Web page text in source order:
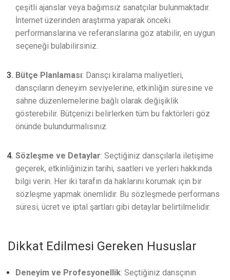
çeşitli ajanslar veya bağımsız sanatçılar bulunmaktadır.
İnternet üzerinden araştırma yaparak önceki
performanslarına ve referanslarına göz atabilir, en uygun
seçeneği bulabilirsiniz.
Bütçe Planlaması: Dansçı kiralama maliyetleri,
dansçıların deneyim seviyelerine, etkinliğin süresine ve
sahne düzenlemelerine bağlı olarak değişiklik
gösterebilir. Bütçenizi belirlerken tüm bu faktörleri göz
önünde bulundurmalısınız.
Sözleşme ve Detaylar: Seçtiğiniz dansçılarla iletişime
geçerek, etkinliğinizin tarihi, saatleri ve yerleri hakkında
bilgi verin. Her iki tarafın da haklarını korumak için bir
sözleşme yapmak önemlidir. Bu sözleşmede performans
süresi, ücret ve iptal şartları gibi detaylar belirtilmelidir.
Dikkat Edilmesi Gereken Hususlar
Deneyim ve Profesyonellik: Seçtiğiniz dansçının